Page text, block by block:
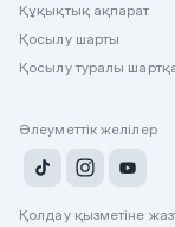
Құқықтық ақпарат
Қосылу шарты
Қосылу туралы шартқа
Әлеуметтік желілер
Қолдау қызметіне